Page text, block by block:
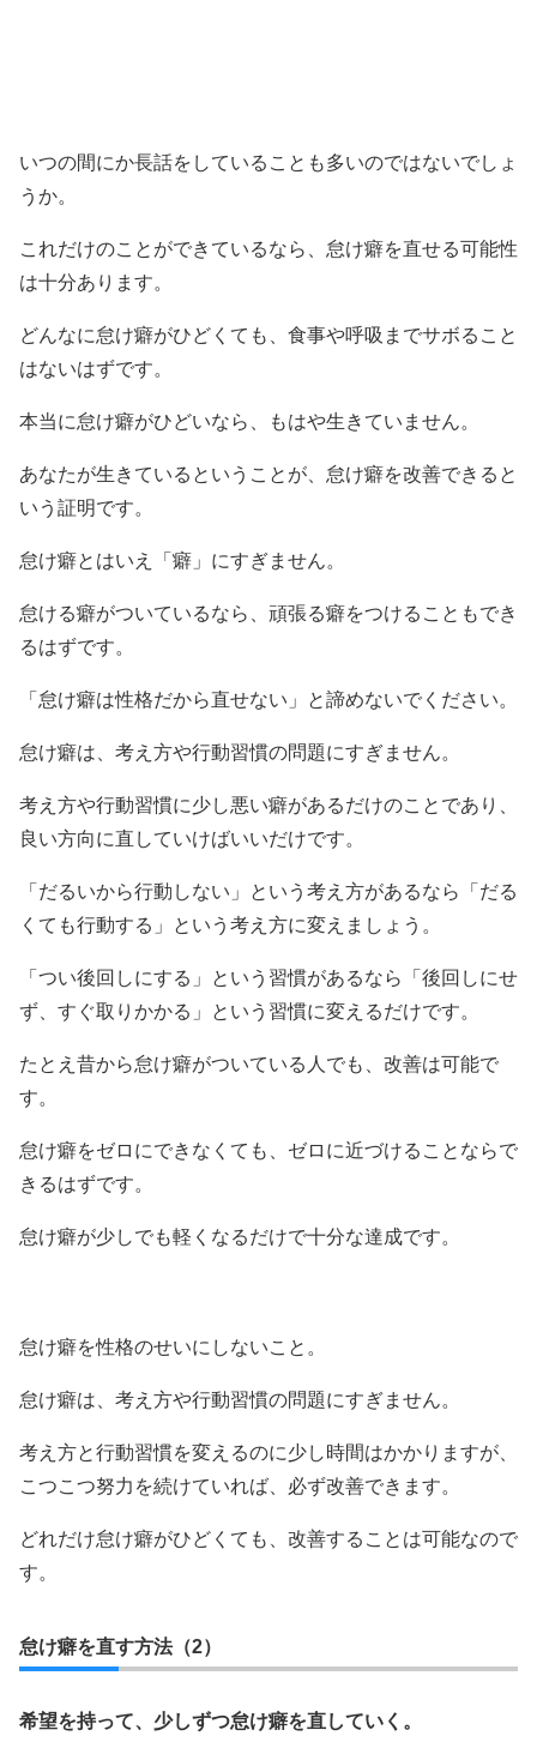
いつの間にか長話をしていることも多いのではないでしょ
うか。
これだけのことができているなら、怠け癖を直せる可能性
は十分あります。
どんなに怠け癖がひどくても、食事や呼吸までサボること
はないはずです。
本当に怠け癖がひどいなら、もはや生きていません。
あなたが生きているということが、怠け癖を改善できると
いう証明です。
怠け癖とはいえ「癖」にすぎません。
怠ける癖がついているなら、頑張る癖をつけることもでき
るはずです。
「怠け癖は性格だから直せない」と諦めないでください。
怠け癖は、考え方や行動習慣の問題にすぎません。
考え方や行動習慣に少し悪い癖があるだけのことであり、
良い方向に直していけばいいだけです。
「だるいから行動しない」という考え方があるなら「だる
くても行動する」という考え方に変えましょう。
「つい後回しにする」という習慣があるなら「後回しにせ
ず、すぐ取りかかる」という習慣に変えるだけです。
たとえ昔から怠け癖がついている人でも、改善は可能で
す。
怠け癖をゼロにできなくても、ゼロに近づけることならで
きるはずです。
怠け癖が少しでも軽くなるだけで十分な達成です。
怠け癖を性格のせいにしないこと。
怠け癖は、考え方や行動習慣の問題にすぎません。
考え方と行動習慣を変えるのに少し時間はかかりますが、
こつこつ努力を続けていれば、必ず改善できます。
どれだけ怠け癖がひどくても、改善することは可能なので
す。
怠け癖を直す方法（2）
希望を持って、少しずつ怠け癖を直していく。